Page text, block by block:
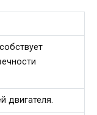
двигателя.